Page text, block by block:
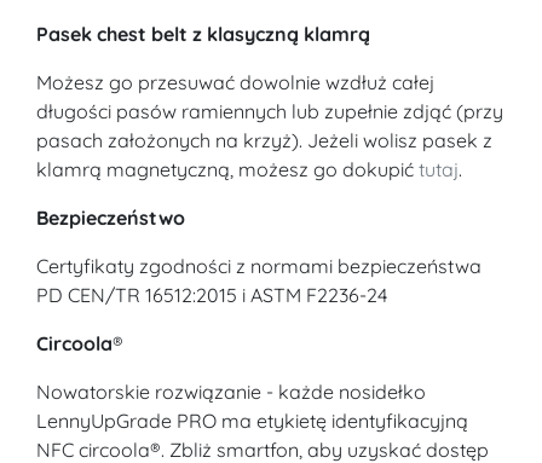
Pasek chest belt z klasyczną klamrą
Możesz go przesuwać dowolnie wzdłuż całej
długości pasów ramiennych lub zupełnie zdjąć (przy
pasach założonych na krzyż). Jeżeli wolisz pasek z
klamrą magnetyczną, możesz go dokupić tutaj.
Bezpieczeństwo
Certyfikaty zgodności z normami bezpieczeństwa
PD CEN/TR 16512:2015 i ASTM F2236-24
Circoola®
Nowatorskie rozwiązanie - każde nosidełko
LennyUpGrade PRO ma etykietę identyfikacyjną
NFC circoola®. Zbliż smartfon, aby uzyskać dostęp